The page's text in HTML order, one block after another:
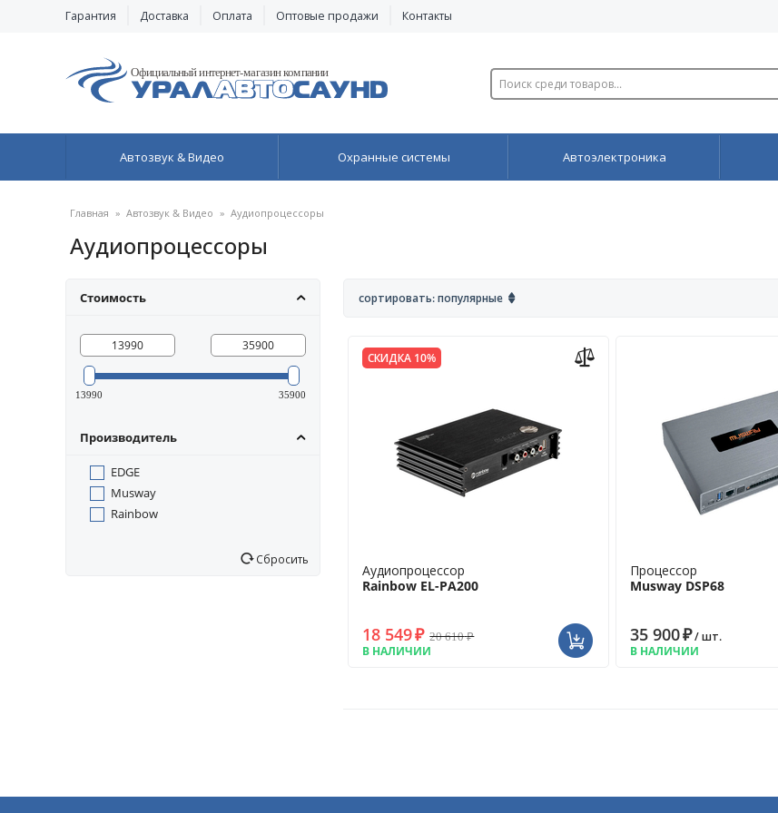
Гарантия Доставка Оплата Оптовые продажи Контакты
Автозвук & Видео Охранные системы Автоэлектроника
Главная » Автозвук & Видео » Аудиопроцессоры
Аудиопроцессоры
Стоимость
13990 35900
Производитель
EDGE
Musway
Rainbow
Сбросить
сортировать: популярные
СКИДКА 10%
Аудиопроцессор
Rainbow EL-PA200
18 549₽ 20 610₽
В НАЛИЧИИ
Процессор
Musway DSP68
35 900₽/ шт.
В НАЛИЧИИ